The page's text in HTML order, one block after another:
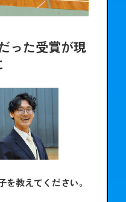
った受賞が現
を教えてください。